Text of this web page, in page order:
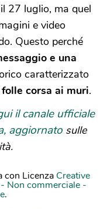
27 luglio, ma quel
e video
Questo perché
e una
caratterizzato
folle corsa ai muri.
il canale ufficiale
aggiornato sulle
con Licenza Creative
Non commerciale -
.